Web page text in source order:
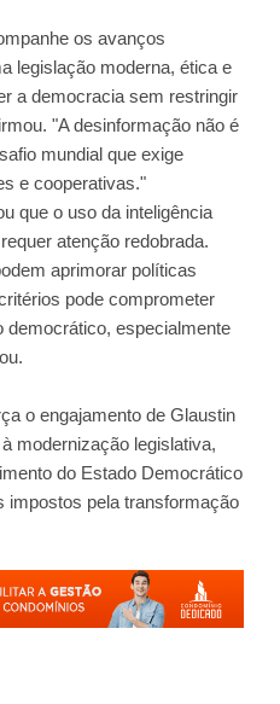
os avanços
legislação moderna, ética e
a democracia sem restringir
"A desinformação não é
mundial que exige
e cooperativas."
que o uso da inteligência
atenção redobrada.
aprimorar políticas
pode comprometer
democrático, especialmente
o engajamento de Glaustin
modernização legislativa,
do Estado Democrático
impostos pela transformação